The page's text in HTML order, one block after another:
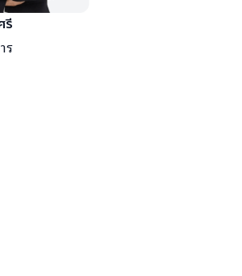
รี
ร